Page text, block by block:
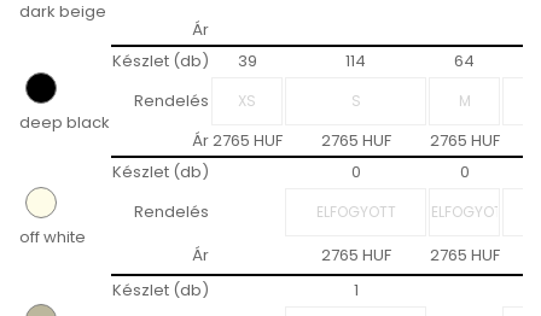
dark beige
Ár
deep black
Készlet (db) 39 114
64
Rendelés
Ár2765 HUF 2765 HUF 2765 HUF
off white
Készlet (db) 0
0
Rendelés
Ár
2765 HUF 2765 HUF
Készlet (db)
1